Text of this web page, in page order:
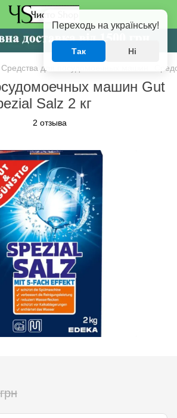
Средства для посудомоечных машин
машин Gut
Salz 2 кг
2 отзыва
Переходь на українську!
Так Ні